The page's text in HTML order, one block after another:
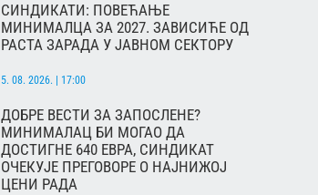
СИНДИКАТИ: ПОВЕЋАЊЕ
МИНИМАЛЦА ЗА 2027. ЗАВИСИЋЕ ОД
РАСТА ЗАРАДА У ЈАВНОМ СЕКТОРУ
5. 08. 2026. | 17:00
ДОБРЕ ВЕСТИ ЗА ЗАПОСЛЕНЕ?
МИНИМАЛАЦ БИ МОГАО ДА
ДОСТИГНЕ 640 ЕВРА, СИНДИКАТ
ОЧЕКУЈЕ ПРЕГОВОРЕ О НАЈНИЖОЈ
ЦЕНИ РАДА